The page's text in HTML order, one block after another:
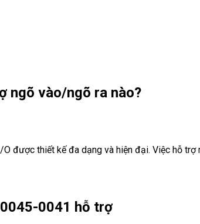
ngõ vào/ngõ ra nào?
được thiết kế đa dạng và hiện đại. Việc hỗ
0041 hỗ trợ